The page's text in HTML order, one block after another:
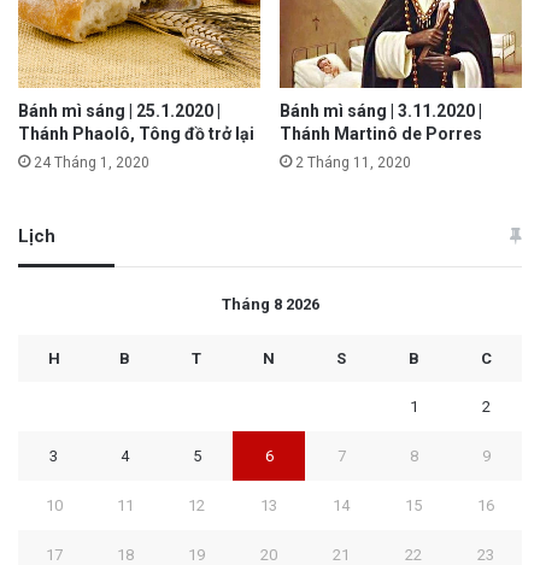
Bánh mì sáng | 25.1.2020 |
Thánh Phaolô, Tông đồ trở lại
24 Tháng 1, 2020
Bánh mì sáng | 3.11.2020 |
Thánh Martinô de Porres
2 Tháng 11, 2020
Lịch
Tháng 8 2026
H B T N S B C
1 2
3 4 5 6 7 8 9
10 11 12 13 14 15 16
17 18 19 20 21 22 23